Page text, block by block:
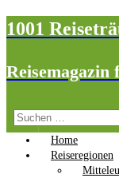
1001
Reisemagazin
Suchen
nach:
Home
Reiseregionen